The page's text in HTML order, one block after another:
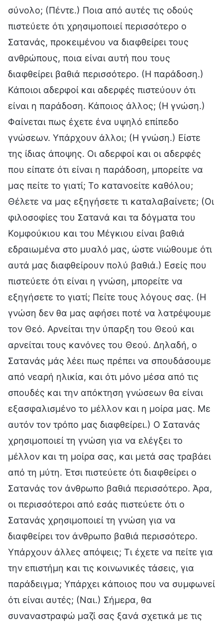
σύνολο; (Πέντε.) Ποια από αυτές τις οδούς
πιστεύετε ότι χρησιμοποιεί περισσότερο ο
Σατανάς, προκειμένου να διαφθείρει τους
ανθρώπους, ποια είναι αυτή που τους
διαφθείρει βαθιά περισσότερο. (Η παράδοση.)
Κάποιοι αδερφοί και αδερφές πιστεύουν ότι
είναι η παράδοση. Κάποιος άλλος; (Η γνώση.)
Φαίνεται πως έχετε ένα υψηλό επίπεδο
γνώσεων. Υπάρχουν άλλοι; (Η γνώση.) Είστε
της ίδιας άποψης. Οι αδερφοί και οι αδερφές
που είπατε ότι είναι η παράδοση, μπορείτε να
μας πείτε το γιατί; Το κατανοείτε καθόλου;
Θέλετε να μας εξηγήσετε τι καταλαβαίνετε; (Οι
φιλοσοφίες του Σατανά και τα δόγματα του
Κομφούκιου και του Μέγκιου είναι βαθιά
εδραιωμένα στο μυαλό μας, ώστε νιώθουμε ότι
αυτά μας διαφθείρουν πολύ βαθιά.) Εσείς που
πιστεύετε ότι είναι η γνώση, μπορείτε να
εξηγήσετε το γιατί; Πείτε τους λόγους σας. (Η
γνώση δεν θα μας αφήσει ποτέ να λατρέψουμε
τον Θεό. Αρνείται την ύπαρξη του Θεού και
αρνείται τους κανόνες του Θεού. Δηλαδή, ο
Σατανάς μάς λέει πως πρέπει να σπουδάσουμε
από νεαρή ηλικία, και ότι μόνο μέσα από τις
σπουδές και την απόκτηση γνώσεων θα είναι
εξασφαλισμένο το μέλλον και η μοίρα μας. Με
αυτόν τον τρόπο μας διαφθείρει.) Ο Σατανάς
χρησιμοποιεί τη γνώση για να ελέγξει το
μέλλον και τη μοίρα σας, και μετά σας τραβάει
από τη μύτη. Έτσι πιστεύετε ότι διαφθείρει ο
Σατανάς τον άνθρωπο βαθιά περισσότερο. Άρα,
οι περισσότεροι από εσάς πιστεύετε ότι ο
Σατανάς χρησιμοποιεί τη γνώση για να
διαφθείρει τον άνθρωπο βαθιά περισσότερο.
Υπάρχουν άλλες απόψεις; Τι έχετε να πείτε για
την επιστήμη και τις κοινωνικές τάσεις, για
παράδειγμα; Υπάρχει κάποιος που να συμφωνεί
ότι είναι αυτές; (Ναι.) Σήμερα, θα
συναναστραφώ μαζί σας ξανά σχετικά με τις